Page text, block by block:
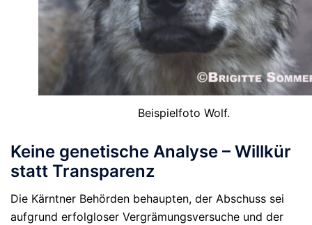
Beispielfoto Wolf.
Keine genetische Analyse – Willkür
statt Transparenz
Die Kärntner Behörden behaupten, der Abschuss sei
aufgrund erfolgloser Vergrämungsversuche und der